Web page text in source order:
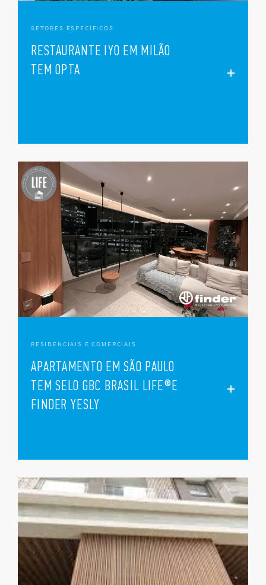
SETORES ESPECÍFICOS
RESTAURANTE IYO EM MILÃO
TEM OPTA
RESIDENCIAIS E COMERCIAIS
APARTAMENTO EM SÃO PAULO
TEM SELO GBC BRASIL LIFE®E
FINDER YESLY